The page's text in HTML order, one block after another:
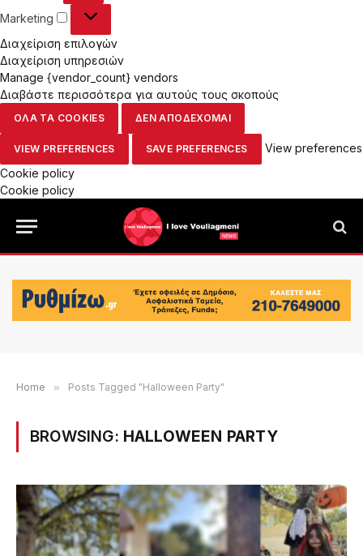
Marketing Marketing
Διαχείριση επιλογών
Διαχείριση υπηρεσιών
Manage {vendor_count} vendors
Διαβάστε περισσότερα για αυτούς τους σκοπούς
ΟΛΑ ΤΑ COOKIES ΔΕΝ ΑΠΟΔΕΧΟΜΑΙ
VIEW PREFERENCES SAVE PREFERENCES
View preferences
Cookie policy
Cookie policy
Home » Posts Tagged "Halloween Party"
BROWSING: HALLOWEEN PARTY